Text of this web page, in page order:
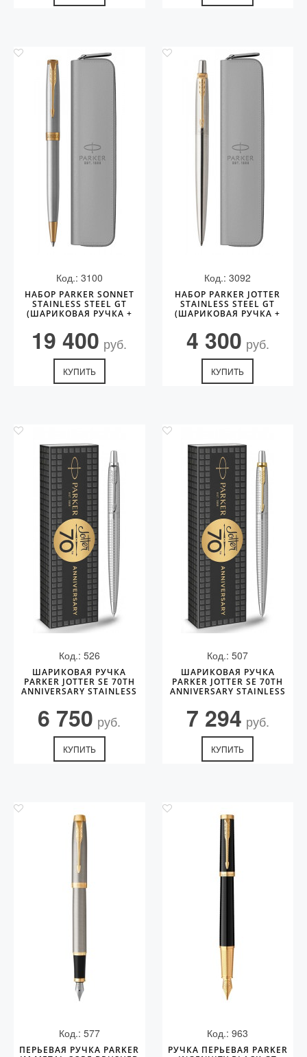
Код.: 3100
НАБОР PARKER SONNET
STAINLESS STEEL GT
(ШАРИКОВАЯ РУЧКА +
19 400 руб.
КУПИТЬ
Код.: 3092
НАБОР PARKER JOTTER
STAINLESS STEEL GT
(ШАРИКОВАЯ РУЧКА +
4 300 руб.
КУПИТЬ
Код.: 526
ШАРИКОВАЯ РУЧКА
PARKER JOTTER SE 70TH
ANNIVERSARY STAINLESS
6 750 руб.
КУПИТЬ
Код.: 507
ШАРИКОВАЯ РУЧКА
PARKER JOTTER SE 70TH
ANNIVERSARY STAINLESS
7 294 руб.
КУПИТЬ
Код.: 577
ПЕРЬЕВАЯ РУЧКА PARKER
Код.: 963
РУЧКА ПЕРЬЕВАЯ PARKER